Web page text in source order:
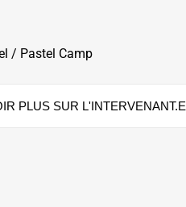
/ Pastel Camp
PLUS SUR L'INTERVENANT.E